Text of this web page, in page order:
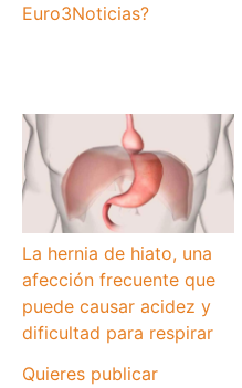
Euro3Noticias?
La hernia de hiato, una
afección frecuente que
puede causar acidez y
dificultad para respirar
Quieres publicar